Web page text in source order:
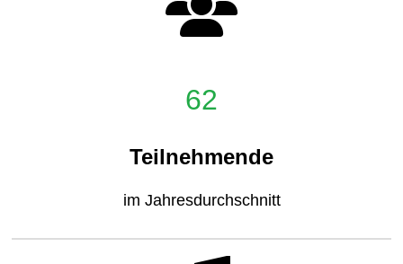
62
Teilnehmende
im Jahresdurchschnitt